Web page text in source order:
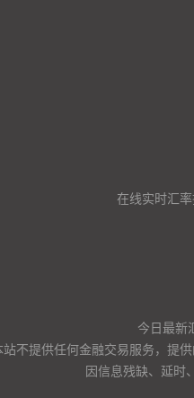
在线实时汇
今日最新
站不提供任何金融交易服务，提
因信息残缺、延时